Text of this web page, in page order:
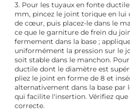
3. Pour les tuyaux en fonte
mm, pincez le joint torique en lui
de cœur, puis placez-le dans le
ce que le garniture de frein du
fermement dans la base ;
uniformément la pression sur le
soit stable dans le manchon.
ductile dont le diamètre est
pliez le joint en forme de 8 et
alternativement dans la base par
qui facilite l'insertion. Vérifiez
correcte.